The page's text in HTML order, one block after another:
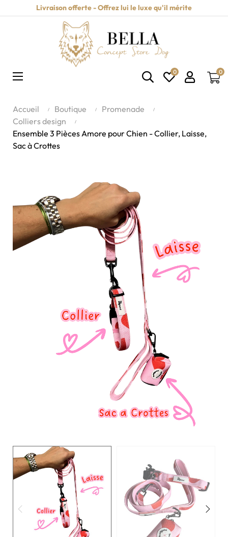
Livraison offerte - Offrez lui le luxe qu'il mérite
Basculer
☰ 0 0
Accueil Boutique
Promenade
Colliers design
Ensemble 3 Pièces Amore pour Chien - Collier, Laisse,
Sac à Crottes